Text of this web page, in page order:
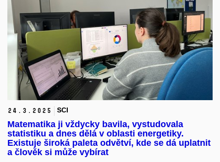
24. 3. 2025 SCI
Matematika ji vždycky bavila, vystudovala
statistiku a dnes dělá v oblasti energetiky.
Existuje široká paleta odvětví, kde se dá uplatnit
a člověk si může vybírat